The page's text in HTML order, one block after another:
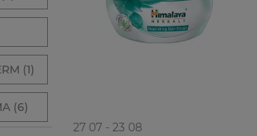
27 07 - 23 08